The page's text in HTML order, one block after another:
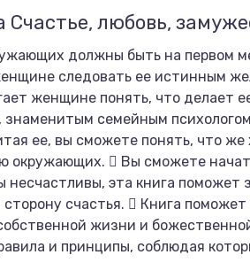
любовь,
должны быть на первом
следовать ее истинным
женщине понять, что делает
семейным
ее, вы сможете понять, что
окружающих.  Вы сможете
эта книга поможет
счастья.  Книга
жизни и
и принципы, соблюдая